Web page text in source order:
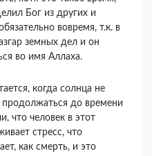
Бог из других и
вовремя, т.к. в
земных дел и он
во имя Аллаха.
когда солнца не
до времени
что человек в этот
стресс, что
как смерть, и это